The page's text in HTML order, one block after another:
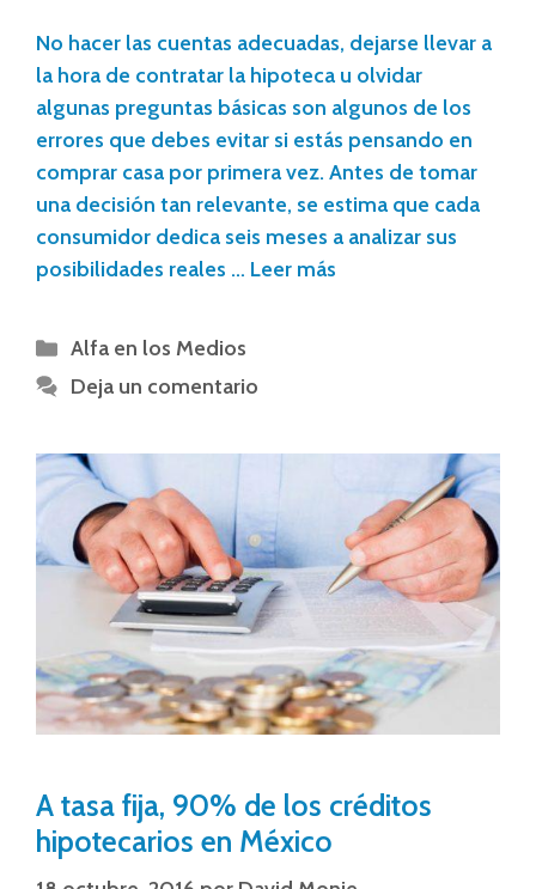
No hacer las cuentas adecuadas, dejarse llevar a
la hora de contratar la hipoteca u olvidar
algunas preguntas básicas son algunos de los
errores que debes evitar si estás pensando en
comprar casa por primera vez. Antes de tomar
una decisión tan relevante, se estima que cada
consumidor dedica seis meses a analizar sus
posibilidades reales … Leer más
Alfa en los Medios
Deja un comentario
A tasa fija, 90% de los créditos
hipotecarios en México